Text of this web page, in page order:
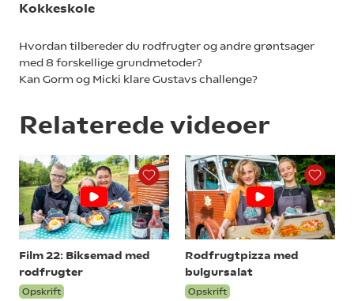
Kokkeskole
Hvordan tilbereder du rodfrugter og andre grøntsager
med 8 forskellige grundmetoder?
Kan Gorm og Micki klare Gustavs challenge?
Relaterede videoer
Film 22: Biksemad med
rodfrugter
Opskrift
Rodfrugtpizza med
bulgursalat
Opskrift